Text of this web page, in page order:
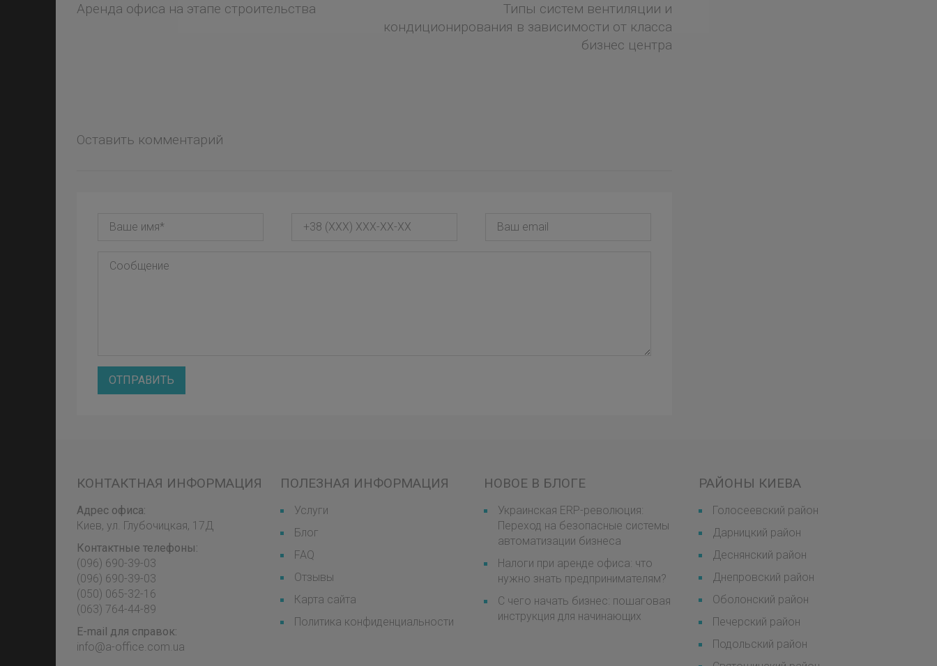
Аренда офиса на этапе строительства
Типы систем вентиляции и
кондиционирования в зависимости от класса
бизнес центра
Оставить комментарий
ОТПРАВИТЬ
КОНТАКТНАЯ ИНФОРМАЦИЯ
Адрес офиса:
Киев, ул. Глубочицкая, 17Д
Контактные телефоны:
(096) 690-39-03
‎(096) 690-39-03
‎(050) 065-32-16
‎(063) 764-44-89
E-mail для справок:
info@a-office.com.ua
ПОЛЕЗНАЯ ИНФОРМАЦИЯ
Услуги
Блог
FAQ
Отзывы
Карта сайта
Политика конфиденциальности
НОВОЕ В БЛОГЕ
Украинская ERP-революция:
Переход на безопасные системы
автоматизации бизнеса
Налоги при аренде офиса: что
нужно знать предпринимателям?
С чего начать бизнес: пошаговая
инструкция для начинающих
РАЙОНЫ КИЕВА
Голосеевский район
Дарницкий район
Деснянский район
Днепровский район
Оболонский район
Печерский район
Подольский район